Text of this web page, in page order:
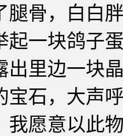
腿骨，白白
起一块鸽子
出里边一块
宝石，大声
我愿意以此